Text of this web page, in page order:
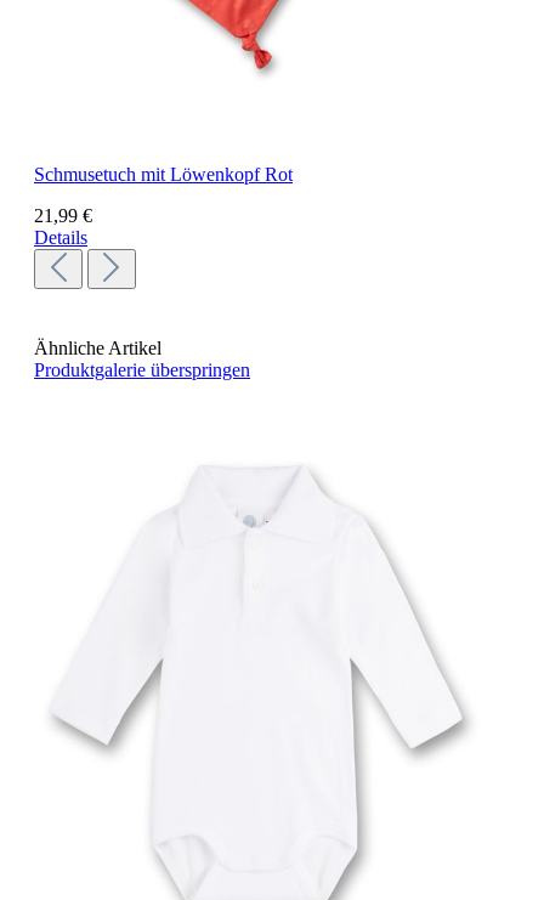
Schmusetuch mit Löwenkopf Rot
21,99 €
Details
Ähnliche Artikel
Produktgalerie überspringen